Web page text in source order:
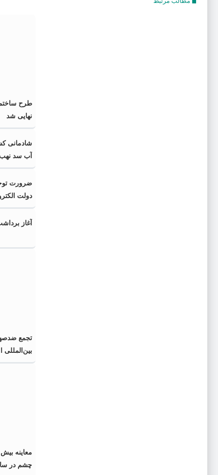
طرح
نهایی شد
شادمانی
آب سد نهب
ضرورت
دولت
آغاز
تجمع
بین‌المللی
چشم در